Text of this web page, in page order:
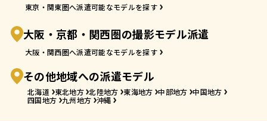
東京・関東圏へ派遣可能なモデルを探す
大阪・京都・関西圏の撮影モデル派遣
大阪・関西圏へ派遣可能なモデルを探す
その他地域への派遣モデル
北海道 東北地方 北陸地方 東海地方 中部地方 中国地方
四国地方 九州地方 沖縄